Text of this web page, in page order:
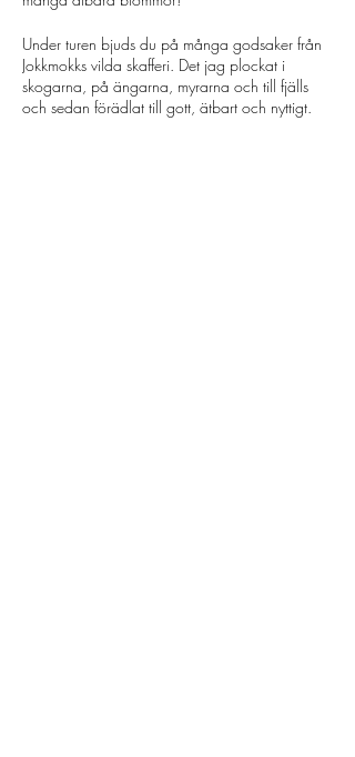
Under turen bjuds du på många godsaker från
Jokkmokks vilda skafferi. Det jag plockat i
skogarna, på ängarna, myrarna och till fjälls
och sedan förädlat till gott, ätbart och nyttigt.